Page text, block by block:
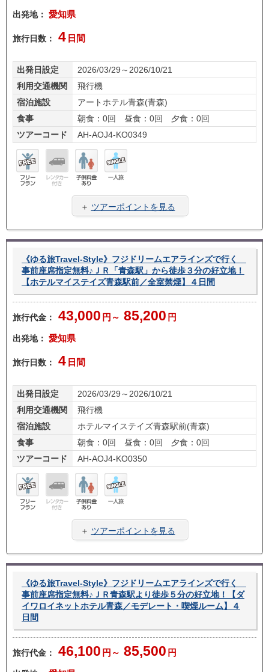
出発地： 愛知県
旅行日数： 4 日間
出発日設定
2026/03/29～2026/10/21
利用交通機関
飛行機
宿泊施設
アートホテル青森(青森)
食事
朝食：0回 昼食：0回 夕食：0回
ツアーコード
AH-AOJ4-KO0349
料金
旅
＋ ツアーポイントを見る
《ゆる旅Travel-Style》フジドリームエアラインズで行く
事前座席指定無料♪ＪＲ「青森駅」から徒歩３分の好立地！
【ホテルマイステイズ青森駅前／全室禁煙】４日間
旅行代金： 43,000 円～ 85,200 円
出発地： 愛知県
旅行日数： 4 日間
出発日設定
2026/03/29～2026/10/21
利用交通機関
飛行機
宿泊施設
ホテルマイステイズ青森駅前(青森)
食事
朝食：0回 昼食：0回 夕食：0回
ツアーコード
AH-AOJ4-KO0350
料金
旅
＋ ツアーポイントを見る
《ゆる旅Travel-Style》フジドリームエアラインズで行く
事前座席指定無料♪ＪＲ青森駅より徒歩５分の好立地！【ダ
イワロイネットホテル青森／モデレート・喫煙ルーム】４
日間
旅行代金： 46,100 円～ 85,500 円